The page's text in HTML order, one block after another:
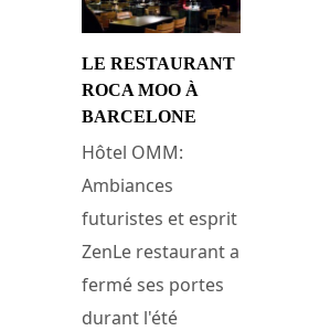
LE RESTAURANT
ROCA MOO À
BARCELONE
Hôtel OMM:
Ambiances
futuristes et esprit
ZenLe restaurant a
fermé ses portes
durant l'été